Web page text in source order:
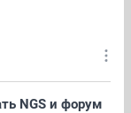
NGS и форум